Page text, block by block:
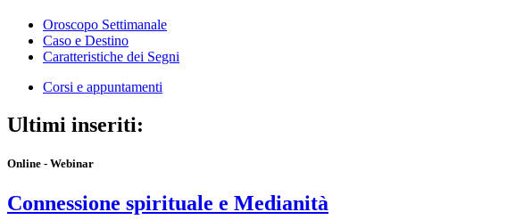
Oroscopo Settimanale
Caso e Destino
Caratteristiche dei Segni
Corsi e appuntamenti
Ultimi inseriti:
Online - Webinar
Connessione spirituale e Medianità